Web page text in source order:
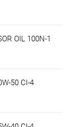
OIL 100N-1
50 CI-4